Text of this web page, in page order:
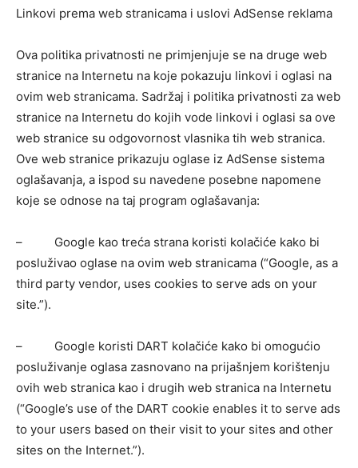
Linkovi prema web stranicama i uslovi AdSense reklama
Ova politika privatnosti ne primjenjuje se na druge web
stranice na Internetu na koje pokazuju linkovi i oglasi na
ovim web stranicama. Sadržaj i politika privatnosti za web
stranice na Internetu do kojih vode linkovi i oglasi sa ove
web stranice su odgovornost vlasnika tih web stranica.
Ove web stranice prikazuju oglase iz AdSense sistema
oglašavanja, a ispod su navedene posebne napomene
koje se odnose na taj program oglašavanja:
– Google kao treća strana koristi kolačiće kako bi
posluživao oglase na ovim web stranicama (“Google, as a
third party vendor, uses cookies to serve ads on your
site.”).
– Google koristi DART kolačiće kako bi omogućio
posluživanje oglasa zasnovano na prijašnjem korištenju
ovih web stranica kao i drugih web stranica na Internetu
(“Google’s use of the DART cookie enables it to serve ads
to your users based on their visit to your sites and other
sites on the Internet.”).